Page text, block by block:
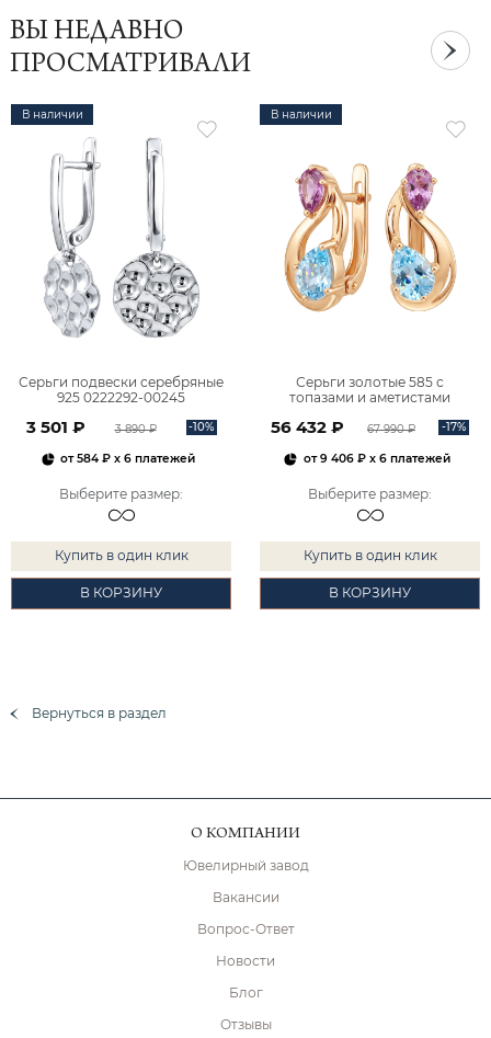
ВЫ НЕДАВНО
ПРОСМАТРИВАЛИ
В наличии
Серьги подвески серебряные
925 0222292-00245
3 501 ₽ 3 890 ₽ -10%
от584 ₽ x 6 платежей
Выберите размер:
Купить в один клик
В КОРЗИНУ
В наличии
Серьги золотые 585 с
топазами и аметистами
56 432 ₽ 67 990 ₽ -17%
от9 406 ₽x 6 платежей
Выберите размер:
Купить в один клик
В КОРЗИНУ
Вернуться в раздел
О КОМПАНИИ
Ювелирный завод
Вакансии
Вопрос-Ответ
Новости
Блог
Отзывы